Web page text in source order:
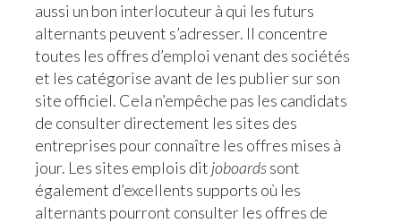
aussi un bon interlocuteur à qui les futurs
alternants peuvent s’adresser. Il concentre
toutes les offres d’emploi venant des sociétés
et les catégorise avant de les publier sur son
site officiel. Cela n’empêche pas les candidats
de consulter directement les sites des
entreprises pour connaître les offres mises à
jour. Les sites emplois dit joboardssont
également d’excellents supports où les
alternants pourront consulter les offres de